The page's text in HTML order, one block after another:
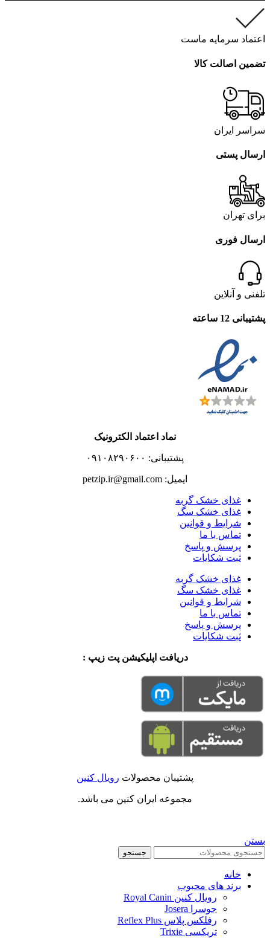
اعتماد سرمایه ماست
تضمین اصالت کالا
سراسر ایران
ارسال پستی
برای تهران
ارسال فوری
تلفنی و آنلاین
پشتیبانی 12 ساعته
نماد اعتماد الکترونیک
پشتیبانی: ۰۹۱۰۸۲۹۰۶۰۰
ایمیل: petzip.ir@gmail.com
غذای خشک گربه
غذای خشک سگ
شرایط و قوانین
تماس با ما
پرسش و پاسخ
ثبت شکایات
غذای خشک گربه
غذای خشک سگ
شرایط و قوانین
تماس با ما
پرسش و پاسخ
ثبت شکایات
دریافت اپلیکیشن پت زیپ :
پشتیبان محصولات رویال کنین
مجموعه ایران کنین می باشد.
بستن
جستجو
خانه
برند های محبوب
رویال کنین Royal Canin
جوسرا Josera
رفلکس پلاس Reflex Plus
تریکسی Trixie